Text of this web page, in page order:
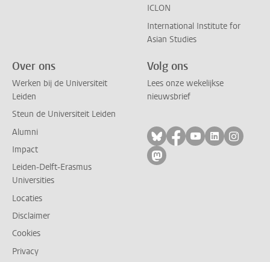
ICLON
International Institute for
Asian Studies
Over ons
Werken bij de Universiteit
Leiden
Steun de Universiteit Leiden
Alumni
Impact
Leiden-Delft-Erasmus
Universities
Locaties
Disclaimer
Cookies
Privacy
Volg ons
Lees onze wekelijkse
nieuwsbrief
Volg ons op bluesky
Volg ons op
Volg ons op
Volg ons
Volg
Volg ons op mastodon